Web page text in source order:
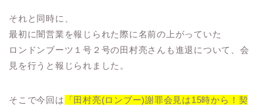
それと同時に、
最初に闇営業を報じられた際に名前の上がっていた
ロンドンブーツ１号２号の田村亮さんも進退について、会
見を行うと報じられました。
そこで今回は 「田村亮(ロンブー)謝罪会見は15時から！契